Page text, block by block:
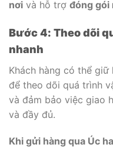
nơi và hỗ trợ đóng gói
Bước 4: Theo dõi
nhanh
Khách hàng có thể
để theo dõi quá trình
và đảm bảo việc giao
và đầy đủ.
Khi gửi hàng qua Úc